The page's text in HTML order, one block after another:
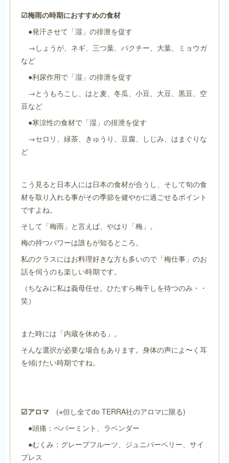
☑︎梅雨の時期におすすめの食材
●発汗させて「湿」の排泄を促す
→しょうが、ネギ、三つ葉、パクチー、大葉、ミョウガ
など
●利尿作用で「湿」の排泄を促す
→とうもろこし、はと麦、冬瓜、小豆、大豆、黒豆、空
豆など
●寒涼性の食材で「湿」の排泄を促す
→セロリ、緑茶、きゅうり、豆腐、しじみ、はまぐりな
ど
こう見ると日本人には日本の食材が合うし、そして旬の食
材を取り入れる事がその季節を健やかに過ごせるポイント
ですよね。
そして「梅雨」と言えば、やはり「梅」。
梅の持つパワーは誰もが知るところ。
私のクラスにはお料理好きな方も多いので「梅仕事」のお
話を伺うのも楽しい時期です。
（ちなみに私は義母任せ。ひたすら梅干しを待つのみ・・
笑）
また時には「内蔵を休める」。
そんな選択が必要な場合もあります。身体の声によ〜く耳
を傾けたい時期ですね。
☑︎アロマ (※但し全てdo TERRA社のアロマに限る)
●頭痛：ペパーミント、ラベンダー
●むくみ：グレープフルーツ、ジュニパーベリー、サイ
プレス